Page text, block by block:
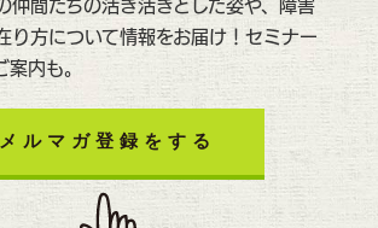
仲間たちの活き活きとした姿や、障害
り方について情報をお届け！セミナー
案内も。
メルマガ登録をする